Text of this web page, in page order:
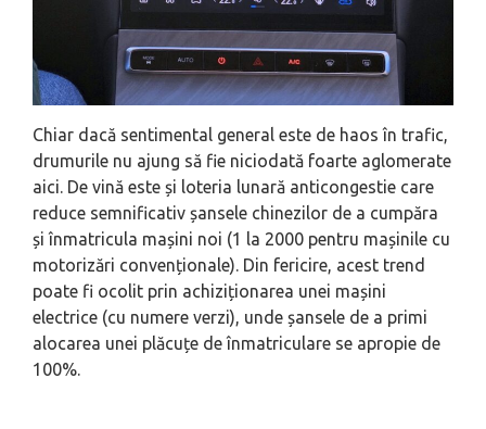
Chiar dacă sentimental general este de haos în trafic,
drumurile nu ajung să fie niciodată foarte aglomerate
aici. De vină este și loteria lunară anticongestie care
reduce semnificativ șansele chinezilor de a cumpăra
și înmatricula mașini noi (1 la 2000 pentru mașinile cu
motorizări convenționale). Din fericire, acest trend
poate fi ocolit prin achiziționarea unei mașini
electrice (cu numere verzi), unde șansele de a primi
alocarea unei plăcuțe de înmatriculare se apropie de
100%.